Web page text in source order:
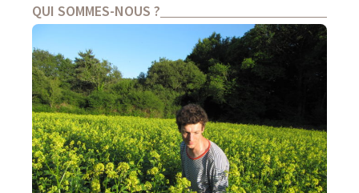
QUI SOMMES-NOUS ?